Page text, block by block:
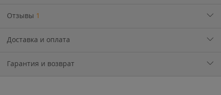
Отзывы 1
Доставка и оплата
Гарантия и возврат